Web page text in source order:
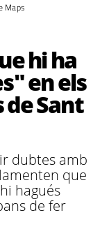
Maps
hi ha
en els
Sant
dubtes amb
que
hagués
de fer